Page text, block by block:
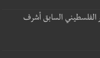
السابق أشرف